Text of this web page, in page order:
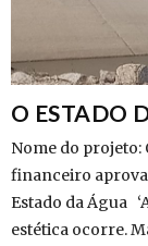
O ESTADO
Nome do projeto:
financeiro
Estado da Água
estética ocorre.